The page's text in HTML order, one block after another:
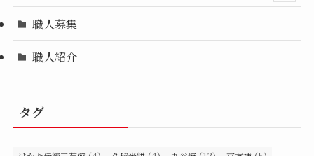
職人募集
職人紹介
タグ